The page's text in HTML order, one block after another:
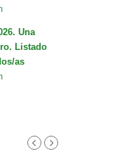
Una
Listado
as